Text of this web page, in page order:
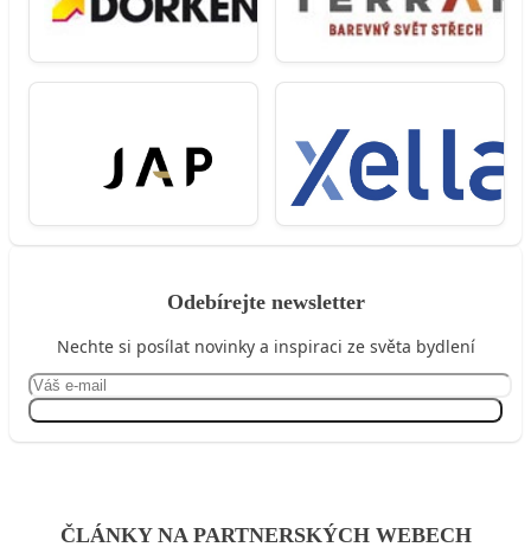
Odebírejte newsletter
Nechte si posílat novinky a inspiraci ze světa bydlení
ČLÁNKY NA PARTNERSKÝCH WEBECH